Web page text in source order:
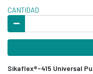
CANTIDAD
Sikaflex®-415 Universal